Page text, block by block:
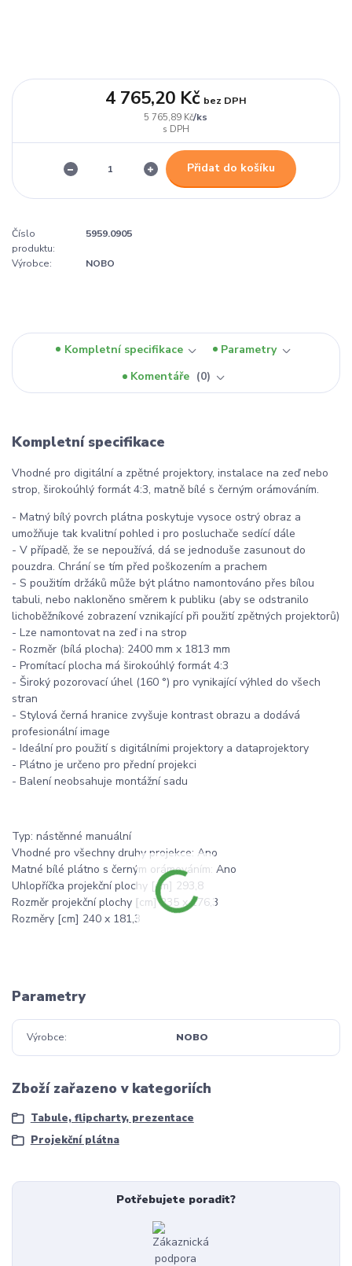
5 765,89 Kč/ks
4 765,20 Kč bez DPH
Přidat do košíku
Číslo
produktu:
5959.0905
Výrobce: NOBO
Kompletní specifikace
Parametry
Komentáře
0
Kompletní specifikace
Vhodné pro digitální a zpětné projektory, instalace na zeď nebo
strop, širokoúhlý formát 4:3, matně bílé s černým orámováním.
- Matný bílý povrch plátna poskytuje vysoce ostrý obraz a
umožňuje tak kvalitní pohled i pro posluchače sedící dále
- V případě, že se nepoužívá, dá se jednoduše zasunout do
pouzdra. Chrání se tím před poškozením a prachem
- S použitím držáků může být plátno namontováno přes bílou
tabuli, nebo nakloněno směrem k publiku (aby se odstranilo
lichoběžníkové zobrazení vznikající při použití zpětných projektorů)
- Lze namontovat na zeď i na strop
- Rozměr (bílá plocha): 2400 mm x 1813 mm
- Promítací plocha má širokoúhlý formát 4:3
- Široký pozorovací úhel (160 °) pro vynikající výhled do všech
stran
- Stylová černá hranice zvyšuje kontrast obrazu a dodává
profesionální image
- Ideální pro použití s digitálními projektory a dataprojektory
- Plátno je určeno pro přední projekci
- Balení neobsahuje montážní sadu
Typ: nástěnné manuální
Vhodné pro všechny druhy projekce: Ano
Matné bílé plátno s černým orámováním: Ano
Uhlopříčka projekční plochy [cm] 293,8
Rozměr projekční plochy [cm] 235 x 176,3
Rozměry [cm] 240 x 181,3
Parametry
Výrobce NOBO
Zboží zařazeno v kategoriích
Tabule, flipcharty, prezentace
Projekční plátna
Potřebujete poradit?